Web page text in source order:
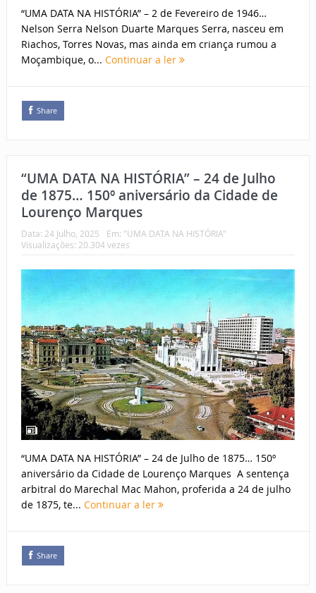
“UMA DATA NA HISTÓRIA” – 2 de Fevereiro de 1946…
Nelson Serra Nelson Duarte Marques Serra, nasceu em
Riachos, Torres Novas, mas ainda em criança rumou a
Moçambique, o... Continuar a ler
Share
“UMA DATA NA HISTÓRIA” – 24 de Julho
de 1875… 150º aniversário da Cidade de
Lourenço Marques
Data: 24 Julho, 2025 Em: "UMA DATA NA HISTÓRIA"
Visualizações: 20.304 vezes
“UMA DATA NA HISTÓRIA” – 24 de Julho de 1875… 150º
aniversário da Cidade de Lourenço Marques A sentença
arbitral do Marechal Mac Mahon, proferida a 24 de julho
de 1875, te... Continuar a ler
Share